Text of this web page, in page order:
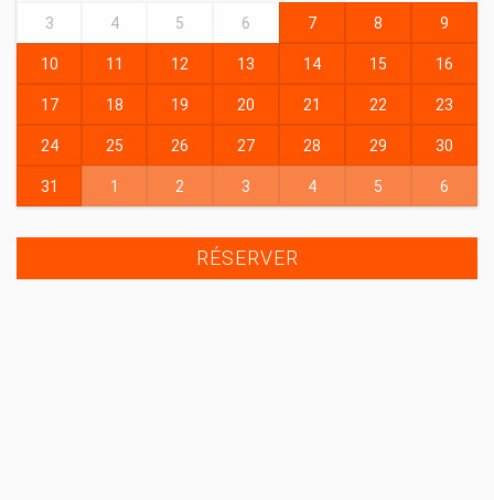
3 4 5 6 7 8 9
10 11 12 13 14 15 16
17 18 19 20 21 22 23
24 25 26 27 28 29 30
31 1 2 3 4 5 6
RÉSERVER